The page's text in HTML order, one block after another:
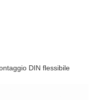
DIN flessibile